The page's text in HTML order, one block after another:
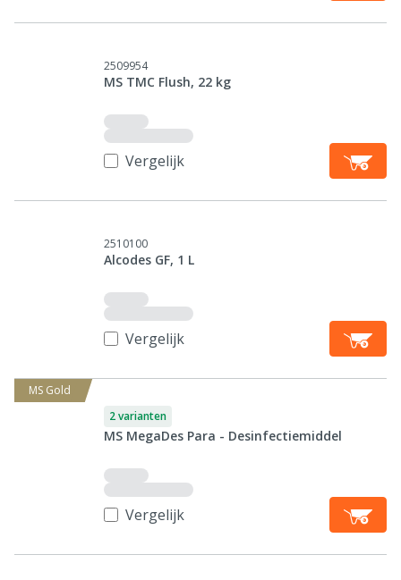
2509954
MS TMC Flush, 22 kg
Vergelijk
2510100
Alcodes GF, 1 L
Vergelijk
MS Gold
2 varianten
MS MegaDes Para - Desinfectiemiddel
Vergelijk